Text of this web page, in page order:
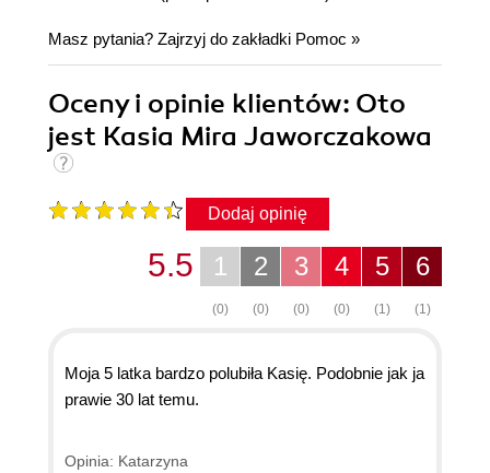
Masz pytania? Zajrzyj do zakładki Pomoc »
Oceny i opinie klientów: Oto
jest Kasia Mira Jaworczakowa
Dodaj opinię
6
(1)
5
(1)
4
(0)
3
(0)
2
(0)
1
(0)
5.5
Moja 5 latka bardzo polubiła Kasię. Podobnie jak ja
prawie 30 lat temu.
Opinia: Katarzyna